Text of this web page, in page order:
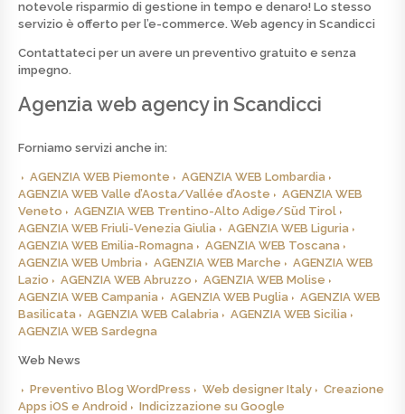
notevole risparmio di gestione in tempo e denaro! Lo stesso
servizio è offerto per l’e-commerce. Web agency in Scandicci
Contattateci per un avere un preventivo gratuito e senza
impegno.
Agenzia web agency in Scandicci
Forniamo servizi anche in:
AGENZIA WEB Piemonte
AGENZIA WEB Lombardia
AGENZIA WEB Valle d’Aosta/Vallée d’Aoste
AGENZIA WEB
Veneto
AGENZIA WEB Trentino-Alto Adige/Süd Tirol
AGENZIA WEB Friuli-Venezia Giulia
AGENZIA WEB Liguria
AGENZIA WEB Emilia-Romagna
AGENZIA WEB Toscana
AGENZIA WEB Umbria
AGENZIA WEB Marche
AGENZIA WEB
Lazio
AGENZIA WEB Abruzzo
AGENZIA WEB Molise
AGENZIA WEB Campania
AGENZIA WEB Puglia
AGENZIA WEB
Basilicata
AGENZIA WEB Calabria
AGENZIA WEB Sicilia
AGENZIA WEB Sardegna
Web News
Preventivo Blog WordPress Web designer Italy
Creazione
Apps iOS e Android
Indicizzazione su Google